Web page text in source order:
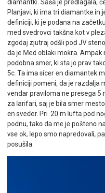
diamantki. Saša je predlagala,
Planjavi, ki ima tri diamantke in
definiciji, ki je podana na
med svedrovci takšna kot v
zgodaj zjutraj odšli pod JV
da je Med oblaki mokra. Ampak
podobna smer, ki sta jo prav
5c. Ta ima sicer en diamantek
definiciji pomeni, da je razdalja
vendar praviloma ne presega 5
za larifari, saj je bila smer
en sveder. Pri 20 m lufta pod
podnu, tako da me je pošteno
vse ok, lepo smo napredovali,
posušila.